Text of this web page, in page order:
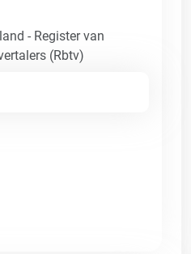
- Register van
(Rbtv)